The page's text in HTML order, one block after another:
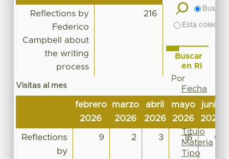
Reflections by
Federico
Campbell about
the writing
process
216
Visitas al mes
febrero
2026
marzo
2026
abril
2026
mayo
2026
junio
2026
Reflections
by
9 2 3 16 6
Buscar
Esta
Buscar
en RI
Por
Fecha
publicación
Autor
Título
Materia
Tipo